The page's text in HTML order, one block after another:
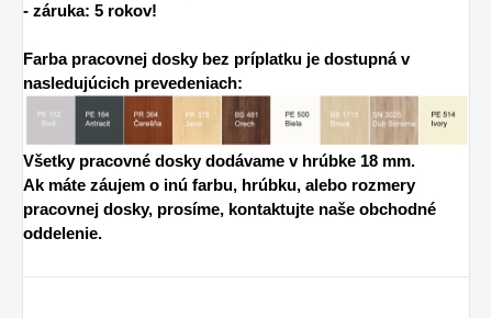
- záruka: 5 rokov!
Farba pracovnej dosky bez príplatku je dostupná v
nasledujúcich prevedeniach:
Všetky pracovné dosky dodávame v hrúbke 18 mm.
Ak máte záujem o inú farbu, hrúbku, alebo rozmery
pracovnej dosky, prosíme, kontaktujte naše obchodné
oddelenie.